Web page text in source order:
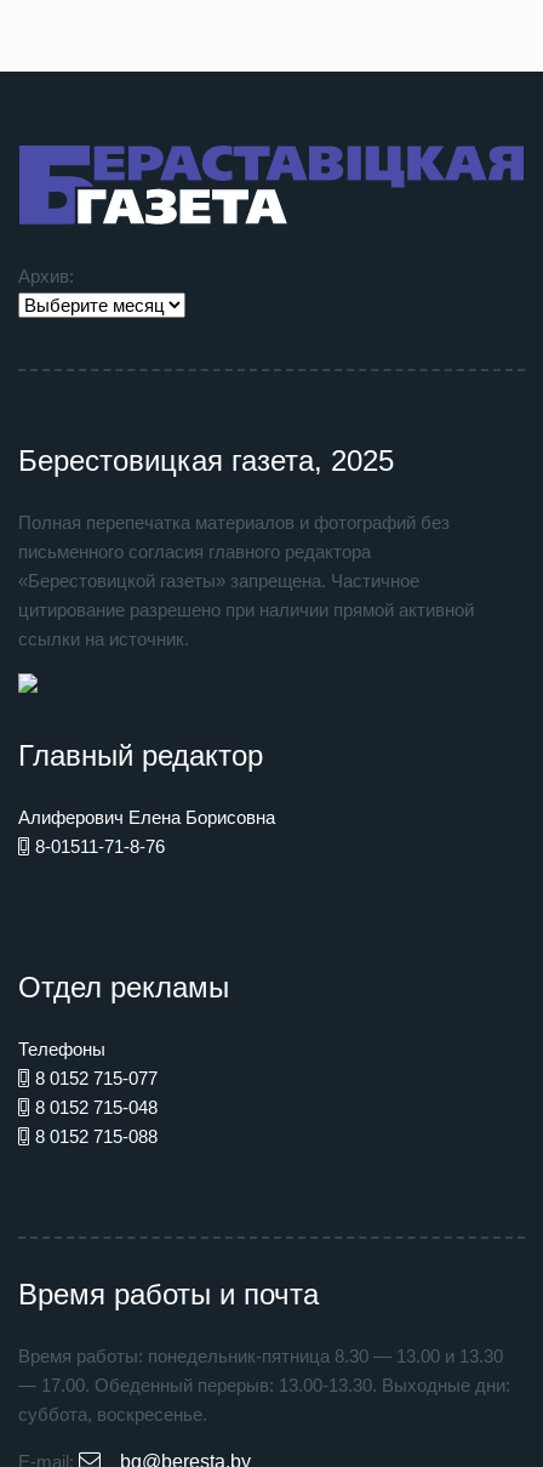
Архив:
Берестовицкая газета, 2025
Полная перепечатка материалов и фотографий без
письменного согласия главного редактора
«Берестовицкой газеты» запрещена. Частичное
цитирование разрешено при наличии прямой активной
ссылки на источник.
Главный редактор
Алиферович Елена Борисовна
8-01511-71-8-76
Отдел рекламы
Телефоны
8 0152 715-077
8 0152 715-048
8 0152 715-088
Время работы и почта
Время работы: понедельник-пятница 8.30 — 13.00 и 13.30
— 17.00. Обеденный перерыв: 13.00-13.30. Выходные дни:
суббота, воскресенье.
E-mail: bg@beresta.by